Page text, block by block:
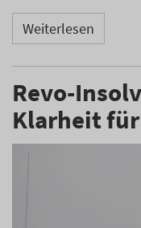
Weiterlesen
Revo-
Klarheit